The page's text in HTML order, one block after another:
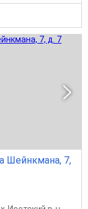
Шейнкмана, 7,